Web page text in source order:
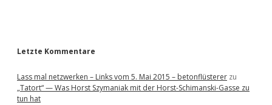
Letzte Kommentare
Lass mal netzwerken – Links vom 5. Mai 2015 – betonflüsterer zu
„Tatort“ — Was Horst Szymaniak mit der Horst-Schimanski-Gasse zu
tun hat